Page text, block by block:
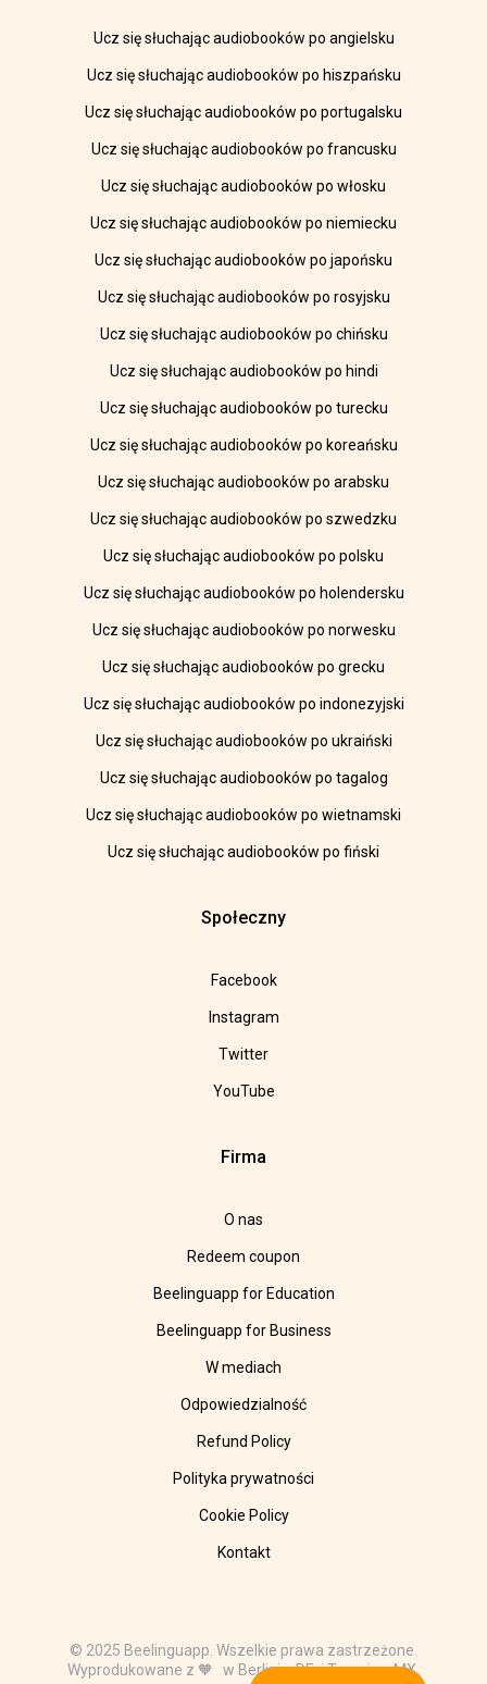
Ucz się słuchając audiobooków po angielsku
Ucz się słuchając audiobooków po hiszpańsku
Ucz się słuchając audiobooków po portugalsku
Ucz się słuchając audiobooków po francusku
Ucz się słuchając audiobooków po włosku
Ucz się słuchając audiobooków po niemiecku
Ucz się słuchając audiobooków po japońsku
Ucz się słuchając audiobooków po rosyjsku
Ucz się słuchając audiobooków po chińsku
Ucz się słuchając audiobooków po hindi
Ucz się słuchając audiobooków po turecku
Ucz się słuchając audiobooków po koreańsku
Ucz się słuchając audiobooków po arabsku
Ucz się słuchając audiobooków po szwedzku
Ucz się słuchając audiobooków po polsku
Ucz się słuchając audiobooków po holendersku
Ucz się słuchając audiobooków po norwesku
Ucz się słuchając audiobooków po grecku
Ucz się słuchając audiobooków po indonezyjski
Ucz się słuchając audiobooków po ukraiński
Ucz się słuchając audiobooków po tagalog
Ucz się słuchając audiobooków po wietnamski
Ucz się słuchając audiobooków po fiński
Społeczny
Facebook
Instagram
Twitter
YouTube
Firma
O nas
Redeem coupon
Beelinguapp for Education
Beelinguapp for Business
W mediach
Odpowiedzialność
Refund Policy
Polityka prywatności
Cookie Policy
Kontakt
© 2025 Beelinguapp. Wszelkie prawa zastrzeżone.
Wyprodukowane z 🧡 w Berlinie, DE, i Tampico, MX.